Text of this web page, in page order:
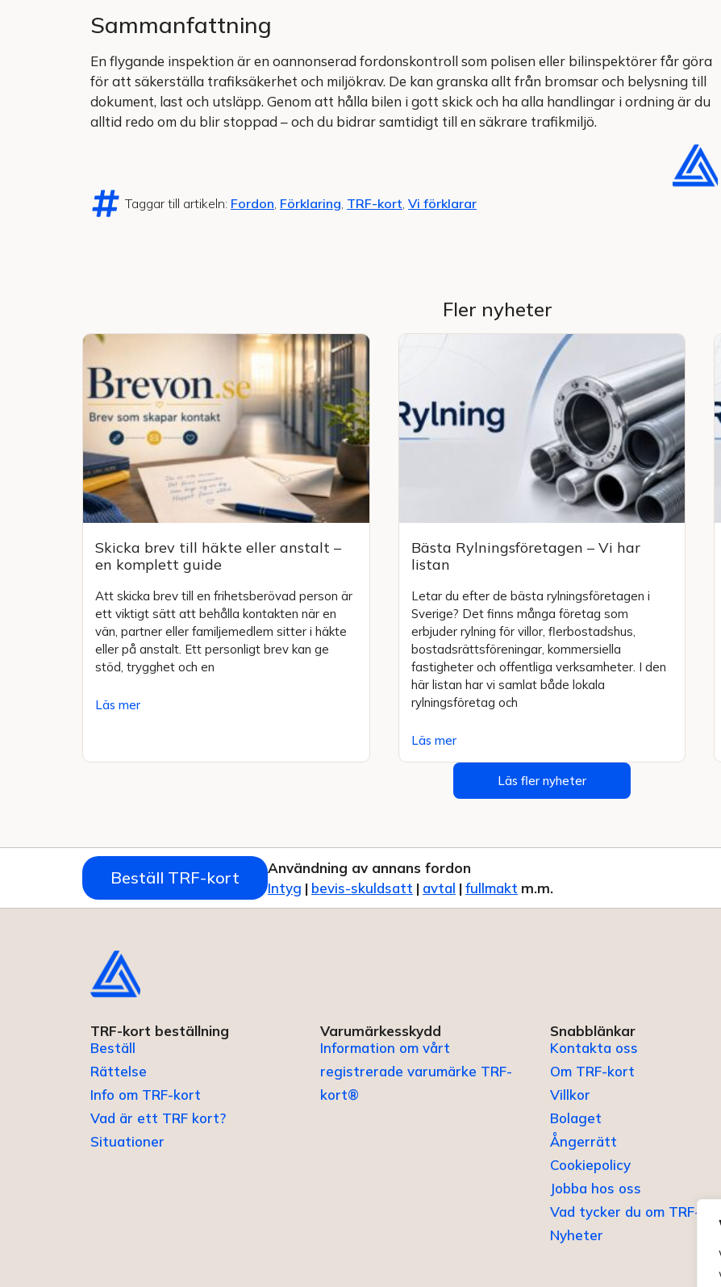
Sammanfattning
En flygande inspektion är en oannonserad fordonskontroll som polisen eller bilinspektörer får göra
för att säkerställa trafiksäkerhet och miljökrav. De kan granska allt från bromsar och belysning till
dokument, last och utsläpp. Genom att hålla bilen i gott skick och ha alla handlingar i ordning är du
alltid redo om du blir stoppad – och du bidrar samtidigt till en säkrare trafikmiljö.
Taggar till artikeln: Fordon, Förklaring, TRF-kort, Vi förklarar
Fler nyheter
Skicka brev till häkte eller anstalt –
en komplett guide
Att skicka brev till en frihetsberövad person är
ett viktigt sätt att behålla kontakten när en
vän, partner eller familjemedlem sitter i häkte
eller på anstalt. Ett personligt brev kan ge
stöd, trygghet och en
Läs mer
Bästa Rylningsföretagen – Vi har
listan
Letar du efter de bästa rylningsföretagen i
Sverige? Det finns många företag som
erbjuder rylning för villor, flerbostadshus,
bostadsrättsföreningar, kommersiella
fastigheter och offentliga verksamheter. I den
här listan har vi samlat både lokala
rylningsföretag och
Läs mer
Läs fler nyheter
Beställ TRF-kort
Användning av annans fordon
Intyg | bevis-skuldsatt | avtal |fullmakt m.m.
TRF-kort beställning
Beställ
Rättelse
Info om TRF-kort
Vad är ett TRF kort?
Situationer
Varumärkesskydd
Information om vårt
registrerade varumärke TRF-
kort®
Snabblänkar
Kontakta oss
Om TRF-kort
Villkor
Bolaget
Ångerrätt
Cookiepolicy
Jobba hos oss
Vad tycker du om TRF-kort
Nyheter